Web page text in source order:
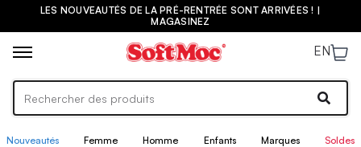
LES NOUVEAUTÉS DE LA PRÉ-RENTRÉE SONT ARRIVÉES ! |
MAGASINEZ
EN
Nouveautés Femme Homme Enfants Marques Soldes